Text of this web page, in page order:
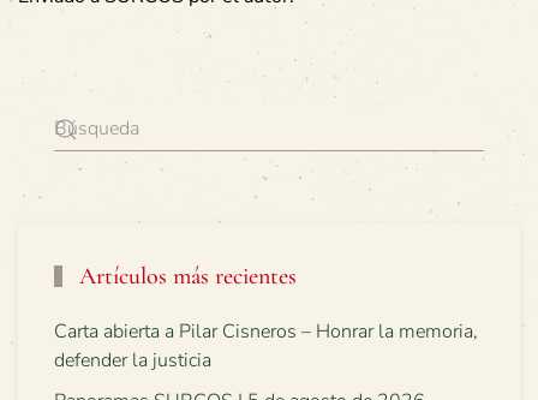
Artículos más recientes
Carta abierta a Pilar Cisneros – Honrar la memoria,
defender la justicia